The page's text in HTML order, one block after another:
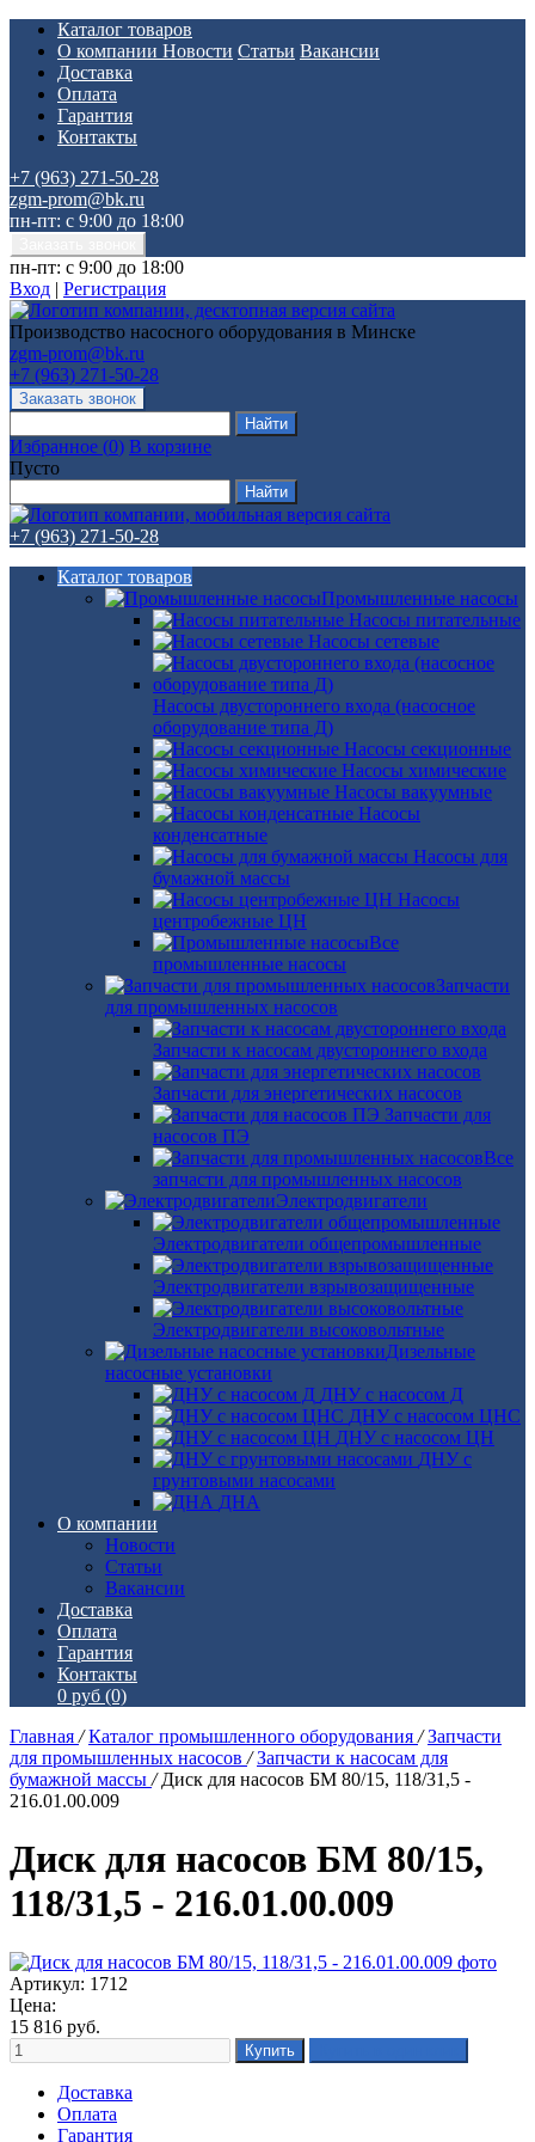
Каталог товаров
О компании Новости Статьи Вакансии
Доставка
Оплата
Гарантия
Контакты
+7 (963) 271-50-28
zgm-prom@bk.ru
пн-пт: с 9:00 до 18:00
пн-пт: с 9:00 до 18:00
Вход | Регистрация
Производство насосного оборудования в Минске
zgm-prom@bk.ru
+7 (963) 271-50-28
Избранное (0) В корзине
Пусто
+7 (963) 271-50-28
Каталог товаров
Промышленные насосы
Насосы питательные
Насосы сетевые
Насосы двустороннего входа (насосное
оборудование типа Д)
Насосы секционные
Насосы химические
Насосы вакуумные
Насосы
конденсатные
Насосы для
бумажной массы
Насосы
центробежные ЦН
Все
промышленные насосы
Запчасти
для промышленных насосов
Запчасти к насосам двустороннего входа
Запчасти для энергетических насосов
Запчасти для
насосов ПЭ
Все
запчасти для промышленных насосов
Электродвигатели
Электродвигатели общепромышленные
Электродвигатели взрывозащищенные
Электродвигатели высоковольтные
Дизельные
насосные установки
ДНУ с насосом Д
ДНУ с насосом ЦНС
ДНУ с насосом ЦН
ДНУ с
грунтовыми насосами
ДНА
О компании
Новости
Статьи
Вакансии
Доставка
Оплата
Гарантия
Контакты
0 руб (0)
Главная / Каталог промышленного оборудования / Запчасти
для промышленных насосов / Запчасти к насосам для
бумажной массы / Диск для насосов БМ 80/15, 118/31,5 -
216.01.00.009
Диск для насосов БМ 80/15,
118/31,5 - 216.01.00.009
Артикул: 1712
Цена:
15 816 руб.
Доставка
Оплата
Гарантия